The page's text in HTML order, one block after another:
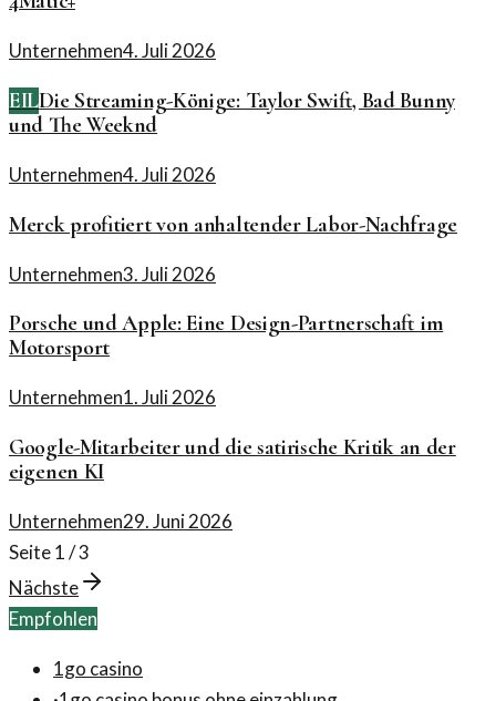
Unternehmen4. Juli 2026
EILDie Streaming-Könige: Taylor Swift, Bad Bunny
und The Weeknd
Unternehmen4. Juli 2026
Merck profitiert von anhaltender Labor-Nachfrage
Unternehmen3. Juli 2026
Porsche und Apple: Eine Design-Partnerschaft im
Motorsport
Unternehmen1. Juli 2026
Google-Mitarbeiter und die satirische Kritik an der
eigenen KI
Unternehmen29. Juni 2026
Seite1/3
Nächste
Empfohlen
1go casino